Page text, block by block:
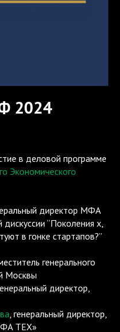
2024
в деловой программе
Экономического
директор МФА
“Поколения x,
в гонке стартапов?”
генерального
Москвы
директор,
, генеральный директор,
ТЕХ»